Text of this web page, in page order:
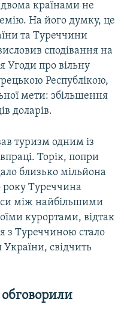
країнами не
На його думку, це
та Туреччини
сподівання на
про вільну
Республікою,
мети: збільшення
доларів.
туризм одним із
Торік, попри
близько мільйона
року Туреччина
між найбільшими
курортами, відтак
з Туреччиною стало
свідчить